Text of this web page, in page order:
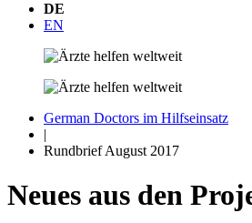
DE
EN
German Doctors im Hilfseinsatz
|
Rundbrief August 2017
Neues aus den